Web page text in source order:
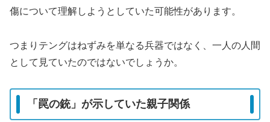
傷について理解しようとしていた可能性があります。
つまりテングはねずみを単なる兵器ではなく、一人の人間
として見ていたのではないでしょうか。
「罠の銃」が示していた親子関係